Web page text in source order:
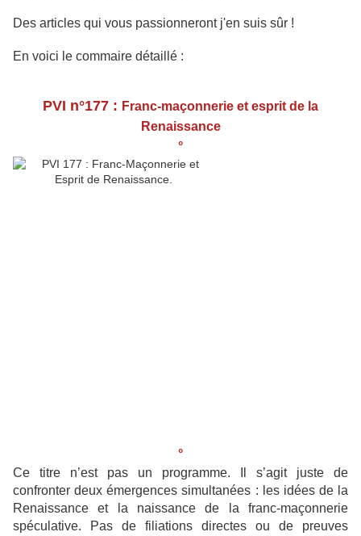
Des articles qui vous passionneront j'en suis sûr !
En voici le commaire détaillé :
PVI n°177 : Franc-maçonnerie et esprit de la
Renaissance
°
°
Ce titre n’est pas un programme. Il s’agit juste de
confronter deux émergences simultanées : les idées de la
Renaissance et la naissance de la franc-maçonnerie
spéculative. Pas de filiations directes ou de preuves